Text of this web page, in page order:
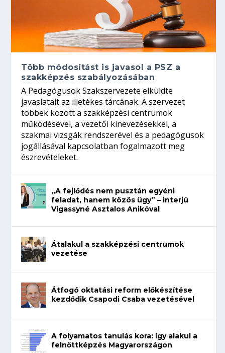
Több módosítást is javasol a PSZ a
szakképzés szabályozásában
A Pedagógusok Szakszervezete elküldte
javaslatait az illetékes tárcának. A szervezet
többek között a szakképzési centrumok
működésével, a vezetői kinevezésekkel, a
szakmai vizsgák rendszerével és a pedagógusok
jogállásával kapcsolatban fogalmazott meg
észrevételeket.
„A fejlődés nem pusztán egyéni
feladat, hanem közös ügy” – interjú
Vigassyné Asztalos Anikóval
Átalakul a szakképzési centrumok
vezetése
Átfogó oktatási reform előkészítése
kezdődik Csapodi Csaba vezetésével
A folyamatos tanulás kora: így alakul a
felnőttképzés Magyarországon